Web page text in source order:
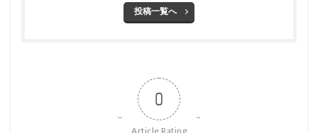
投稿一覧へ
0
Article Rating